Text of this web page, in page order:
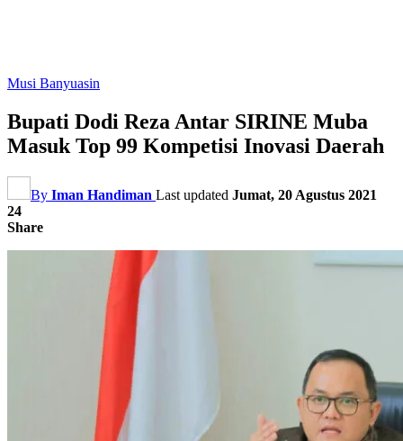
Musi Banyuasin
Bupati Dodi Reza Antar SIRINE Muba
Masuk Top 99 Kompetisi Inovasi Daerah
By Iman Handiman Last updated Jumat, 20 Agustus 2021
24
Share